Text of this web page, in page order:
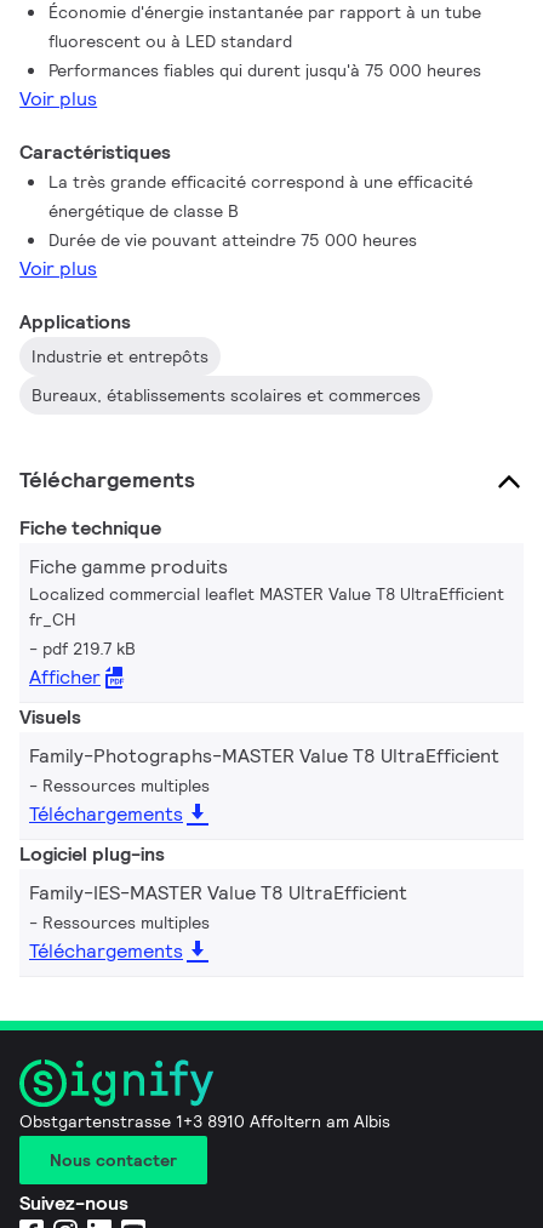
Économie d'énergie instantanée par rapport à un tube
fluorescent ou à LED standard
Performances fiables qui durent jusqu'à 75 000 heures
Voir plus
Caractéristiques
La très grande efficacité correspond à une efficacité
énergétique de classe B
Durée de vie pouvant atteindre 75 000 heures
Voir plus
Applications
Industrie et entrepôts
Bureaux, établissements scolaires et commerces
Téléchargements
Fiche technique
Fiche gamme produits
Localized commercial leaflet MASTER Value T8 UltraEfficient
fr_CH
pdf 219.7 kB
Afficher
Visuels
Family-Photographs-MASTER Value T8 UltraEfficient
Ressources multiples
Téléchargements
Logiciel plug-ins
Family-IES-MASTER Value T8 UltraEfficient
Ressources multiples
Téléchargements
Obstgartenstrasse 1+3 8910 Affoltern am Albis
Nous contacter
Suivez-nous